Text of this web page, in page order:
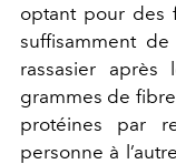
optant pour des
suffisamment
rassasier
grammes de
protéines par
personne à